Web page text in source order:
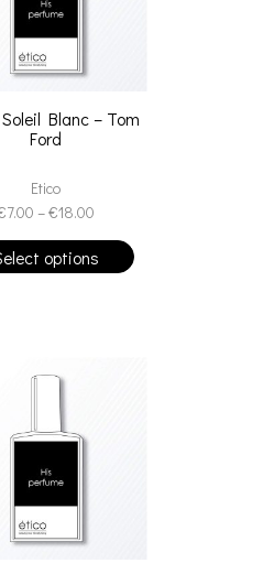
Blanc – Tom
Ford
Etico
7.00 –€18.00
options